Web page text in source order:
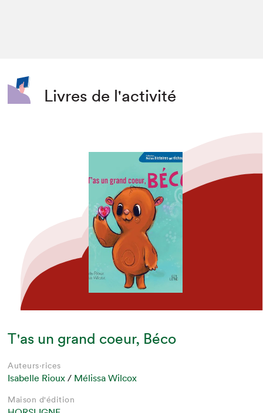
Livres de l'activité
T'as un grand coeur, Béco
Auteurs·rices
Isabelle Rioux / Mélissa Wilcox
Maison d'édition